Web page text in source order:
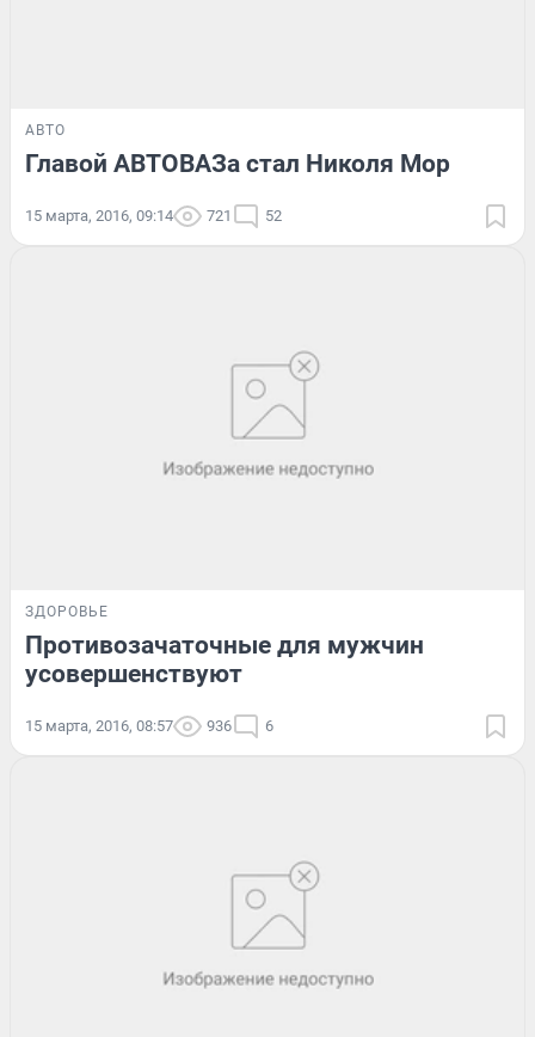
АВТО
Главой АВТОВАЗа стал Николя Мор
15 марта, 2016, 09:14 721 52
ЗДОРОВЬЕ
Противозачаточные для мужчин
усовершенствуют
15 марта, 2016, 08:57 936 6